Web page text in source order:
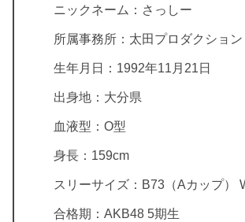
ニックネーム：さっしー
所属事務所：太田プロダクション
生年月日：1992年11月21日
出身地：大分県
血液型：O型
身長：159cm
スリーサイズ：B73（Aカップ）
合格期：AKB48 5期生